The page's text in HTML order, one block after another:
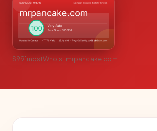
S991mostWhois · mrpancake.com